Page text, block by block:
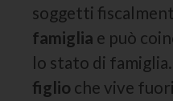
soggetti
famiglia e può
lo stato di
figlio che vive